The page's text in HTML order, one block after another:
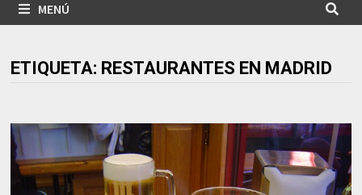
MENÚ
ETIQUETA: RESTAURANTES EN MADRID